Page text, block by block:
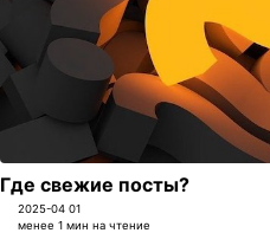
Где свежие посты?
2025-04 01
менее 1 мин на чтение